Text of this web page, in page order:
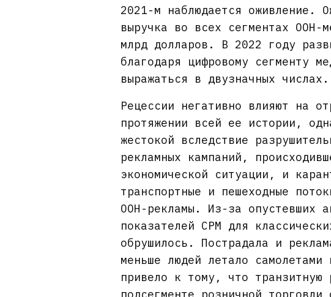
2021-м наблюдается оживление.
выручка во всех сегментах
млрд долларов. В 2022 году
благодаря цифровому сегменту
выражаться в двузначных числах.
Рецессии негативно влияют на
протяжении всей ее истории,
жестокой вследствие
рекламных кампаний,
экономической ситуации, и
транспортные и пешеходные
OOH-рекламы. Из-за опустевших
показателей CPM для
обрушилось. Пострадала и
меньше людей летало
привело к тому, что
подсегменте розничной